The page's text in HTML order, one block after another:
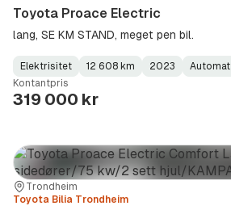
Toyota Proace Electric
lang, SE KM STAND, meget pen bil.
Fuel
Type:
Elektrisitet
Kilometerstand:
12 608 km
Model
Year:
2023
Gearbox
Type:
Automat
Kontantpris
319 000 kr
Sted:Trondheim
Forhandler:
Toyota Bilia Trondheim